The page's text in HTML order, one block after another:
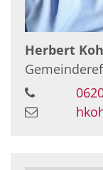
Herbert